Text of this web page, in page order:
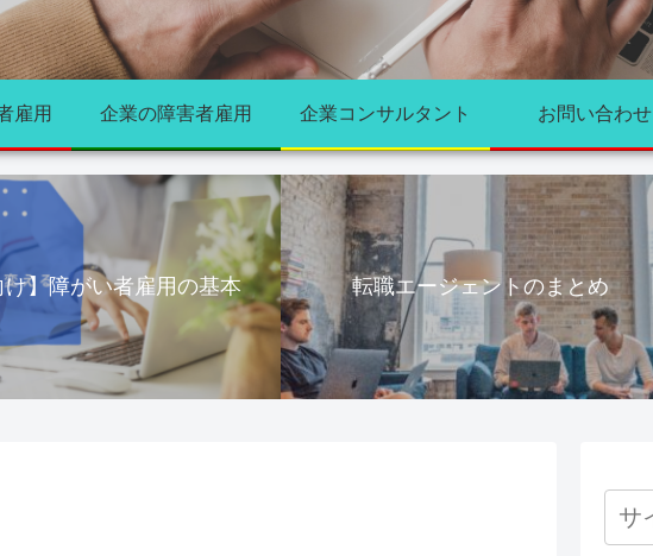
雇用 企業の障害者雇用 企業コンサルタント お問い合わせ
け】障がい者雇用の基本 転職エージェントのまとめ